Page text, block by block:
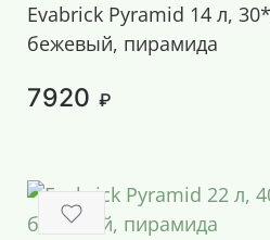
Evabrick Pyramid 14 л,
бежевый, пирамида
7920 ₽